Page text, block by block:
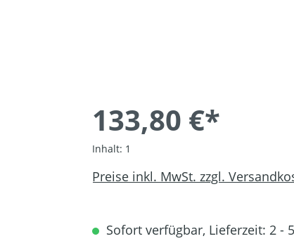
133,80 €*
Inhalt: 1
Preise inkl. MwSt. zzgl.
Sofort verfügbar, Lieferzeit: 2 -